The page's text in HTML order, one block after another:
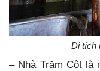
Di tích
– Nhà Trăm Cột là